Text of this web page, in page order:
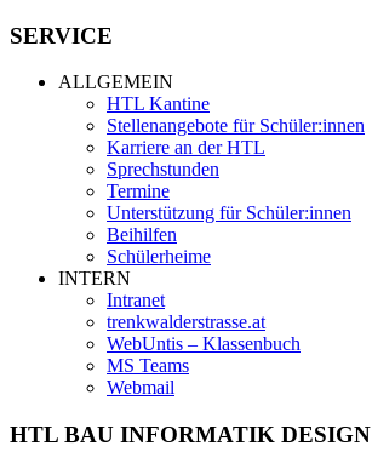
SERVICE
ALLGEMEIN
HTL Kantine
Stellenangebote für Schüler:innen
Karriere an der HTL
Sprechstunden
Termine
Unterstützung für Schüler:innen
Beihilfen
Schülerheime
INTERN
Intranet
trenkwalderstrasse.at
WebUntis – Klassenbuch
MS Teams
Webmail
HTL BAU INFORMATIK DESIGN